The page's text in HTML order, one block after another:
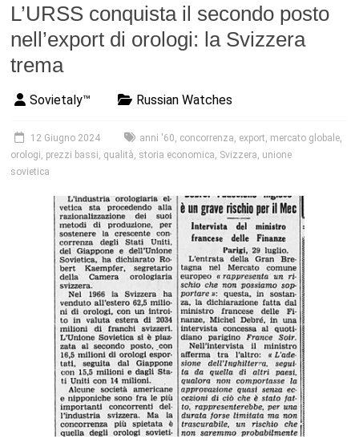
L’URSS conquista il secondo posto
nell’export di orologi: la Svizzera
trema
Sovietaly™ Russian Watches
12 Giugno 2024 anni '60, concorrenza, export, mercato globale,
orologi, prezzi bassi, qualità, storia economica, Svizzera, unione
sovietica